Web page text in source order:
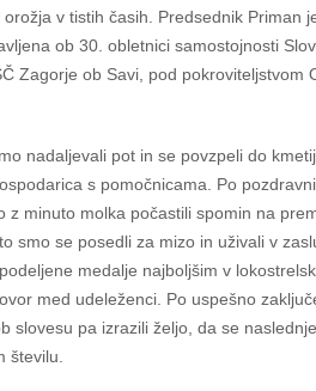
v tistih časih. Predsednik Priman
ob 30. obletnici samostojnosti
Zagorje ob Savi, pod pokroviteljstvom
nadaljevali pot in se povzpeli do
s pomočnicama. Po
z minuto molka počastili spomin na
smo se posedli za mizo in uživali v
medalje najboljšim v
med udeleženci. Po uspešno
slovesu pa izrazili željo, da se
številu.